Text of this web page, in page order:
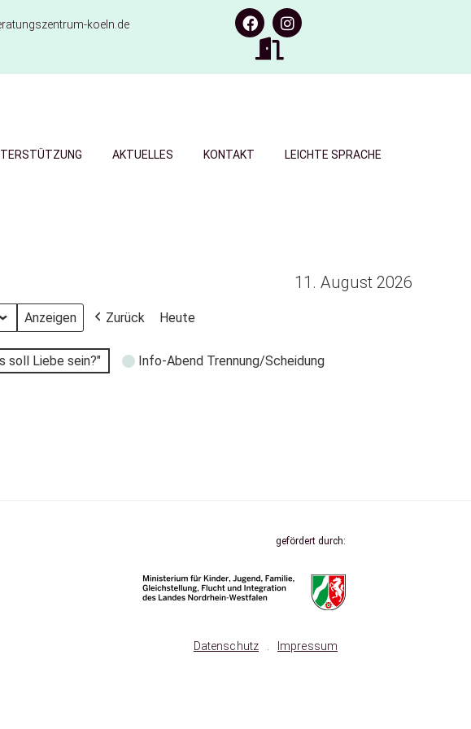
koeln.de
AKTUELLES KONTAKT LEICHTE SPRACHE
11. August 2026
Zurück Heute
soll Liebe sein?"
Info-Abend Trennung/Scheidung
gefördert durch:
Datenschutz Impressum